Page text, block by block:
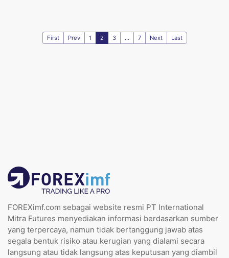
First Prev 1 2 3 ... 7 Next Last
FOREXimf.com sebagai website resmi PT International
Mitra Futures menyediakan informasi berdasarkan sumber
yang terpercaya, namun tidak bertanggung jawab atas
segala bentuk risiko atau kerugian yang dialami secara
langsung atau tidak langsung atas keputusan yang diambil